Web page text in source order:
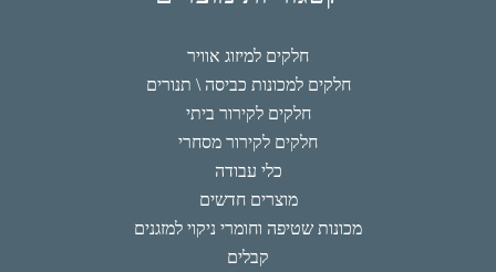
חלקים למיזוג אוויר
חלקים למכונות כביסה \ תנורים
חלקים לקירור ביתי
חלקים לקירור מסחרי
כלי עבודה
מוצרים חדשים
מכונות שטיפה וחומרי ניקוי למזגנים
קבלים